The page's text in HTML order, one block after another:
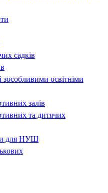
садків
зособливими освітніми
залів
та дитячих
для НУШ